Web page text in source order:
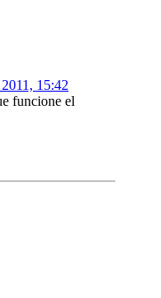
15:42
funcione el